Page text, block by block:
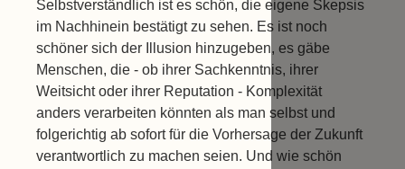
Selbstverständlich ist es schön, die eigene Skepsis
im Nachhinein bestätigt zu sehen. Es ist noch
schöner sich der Illusion hinzugeben, es gäbe
Menschen, die - ob ihrer Sachkenntnis, ihrer
Weitsicht oder ihrer Reputation - Komplexität
anders verarbeiten könnten als man selbst und
folgerichtig ab sofort für die Vorhersage der Zukunft
verantwortlich zu machen seien. Und wie schön